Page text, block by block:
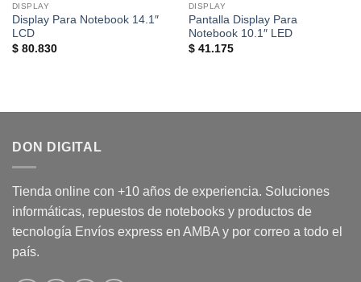
DISPLAY
Display Para Notebook 14.1″
LCD
$80.830
DISPLAY
Pantalla Display Para
Notebook 10.1″ LED
$41.175
DON DIGITAL
Tienda online con +10 años de experiencia. Soluciones
informáticas, repuestos de notebooks y productos de
tecnología Envíos express en AMBA y por correo a todo el
país.